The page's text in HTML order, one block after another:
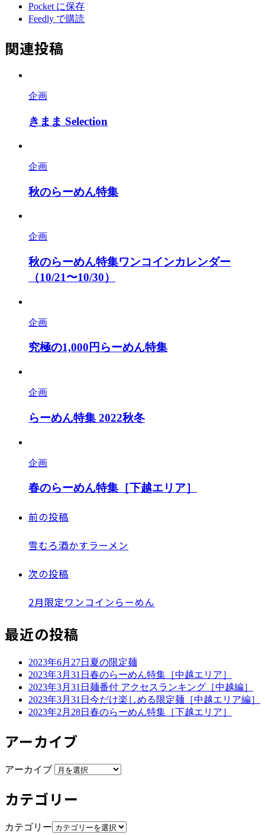
Pocket に保存
Feedly で購読
関連投稿
企画
きまま Selection
企画
秋のらーめん特集
企画
秋のらーめん特集ワンコインカレンダー
（10/21〜10/30）
企画
究極の1,000円らーめん特集
企画
らーめん特集 2022秋冬
企画
春のらーめん特集［下越エリア］
前の投稿
雪むろ酒かすラーメン
次の投稿
2月限定ワンコインらーめん
最近の投稿
2023年6月27日 夏の限定麺
2023年3月31日 春のらーめん特集［中越エリア］
2023年3月31日 麺番付 アクセスランキング［中越編］
2023年3月31日 今だけ楽しめる限定麺［中越エリア編］
2023年2月28日 春のらーめん特集［下越エリア］
アーカイブ
アーカイブ
カテゴリー
カテゴリー